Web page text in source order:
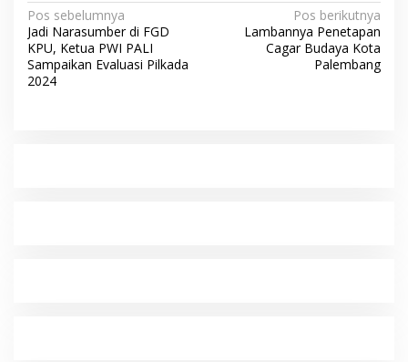
N
a
v
i
Pos sebelumnya
Jadi Narasumber di FGD
KPU, Ketua PWI PALI
Sampaikan Evaluasi Pilkada
2024
Pos berikutnya
Lambannya Penetapan
Cagar Budaya Kota
Palembang